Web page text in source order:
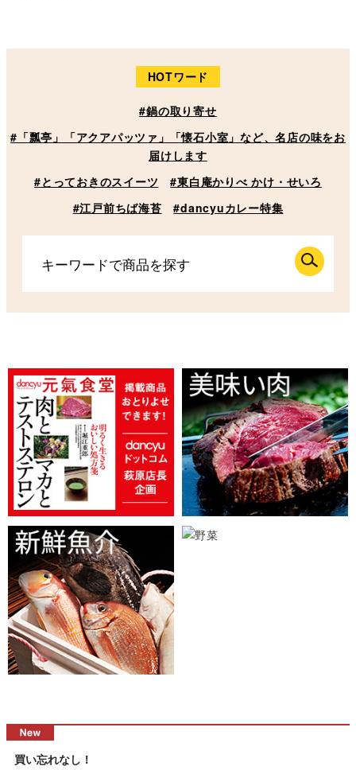
HOTワード
#鍋の取り寄せ
#「瓢亭」「アクアパッツァ」「懐石小室」など、名店の味をお
届けします
#とっておきのスイーツ
#東白庵かりべ かけ・せいろ
#江戸前ちば海苔
#dancyuカレー特集
買い忘れなし！